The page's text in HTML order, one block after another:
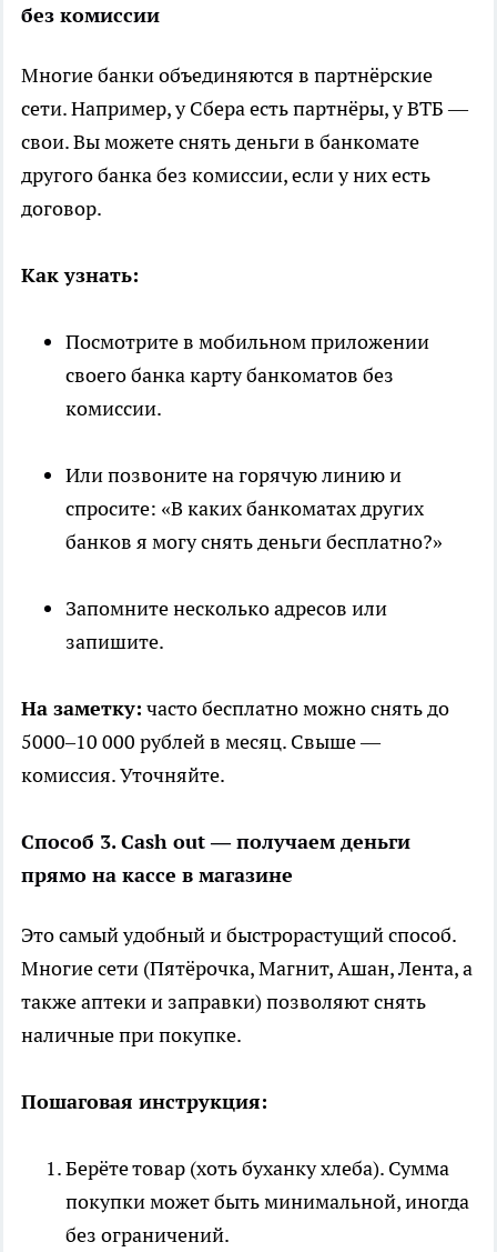
без комиссии
Многие банки объединяются в партнёрские
сети. Например, у Сбера есть партнёры, у ВТБ —
свои. Вы можете снять деньги в банкомате
другого банка без комиссии, если у них есть
договор.
Как узнать:
Посмотрите в мобильном приложении
своего банка карту банкоматов без
комиссии.
Или позвоните на горячую линию и
спросите: «В каких банкоматах других
банков я могу снять деньги бесплатно?»
Запомните несколько адресов или
запишите.
На заметку: часто бесплатно можно снять до
5000–10 000 рублей в месяц. Свыше —
комиссия. Уточняйте.
Способ 3. Cash out — получаем деньги
прямо на кассе в магазине
Это самый удобный и быстрорастущий способ.
Многие сети (Пятёрочка, Магнит, Ашан, Лента, а
также аптеки и заправки) позволяют снять
наличные при покупке.
Пошаговая инструкция:
Берёте товар (хоть буханку хлеба). Сумма
покупки может быть минимальной, иногда
без ограничений.